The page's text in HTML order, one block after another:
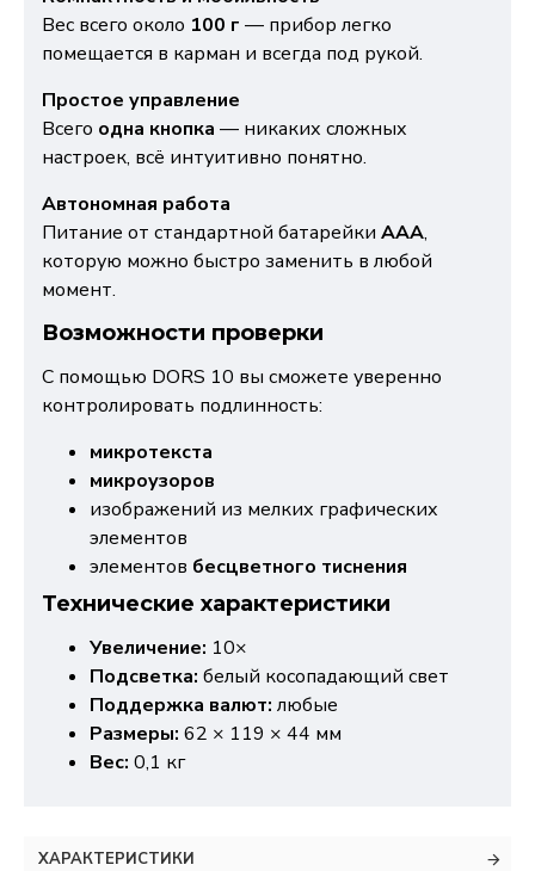
Вес всего около 100 г — прибор легко
помещается в карман и всегда под рукой.
Простое управление
Всего одна кнопка — никаких сложных
настроек, всё интуитивно понятно.
Автономная работа
Питание от стандартной батарейки AAA,
которую можно быстро заменить в любой
момент.
Возможности проверки
С помощью DORS 10 вы сможете уверенно
контролировать подлинность:
микротекста
микроузоров
изображений из мелких графических
элементов
элементов бесцветного тиснения
Технические характеристики
Увеличение: 10×
Подсветка: белый косопадающий свет
Поддержка валют: любые
Размеры: 62 × 119 × 44 мм
Вес: 0,1 кг
ХАРАКТЕРИСТИКИ